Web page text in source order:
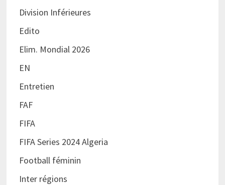
Division Inférieures
Edito
Elim. Mondial 2026
EN
Entretien
FAF
FIFA
FIFA Series 2024 Algeria
Football féminin
Inter régions